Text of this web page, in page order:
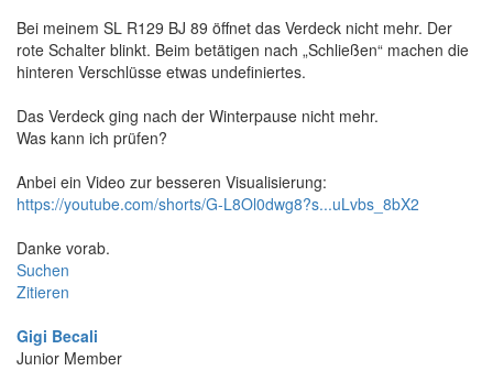
Bei meinem SL R129 BJ 89 öffnet das Verdeck nicht mehr. Der
rote Schalter blinkt. Beim betätigen nach „Schließen“ machen die
hinteren Verschlüsse etwas undefiniertes.
Das Verdeck ging nach der Winterpause nicht mehr.
Was kann ich prüfen?
Anbei ein Video zur besseren Visualisierung:
https://youtube.com/shorts/G-L8Ol0dwg8?s...uLvbs_8bX2
Danke vorab.
Suchen
Zitieren
Gigi Becali
Junior Member